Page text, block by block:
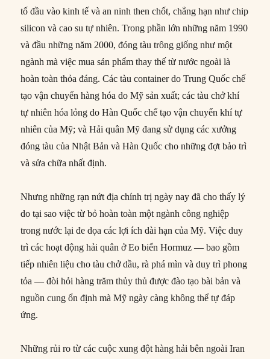
tố đầu vào kinh tế và an ninh then chốt, chẳng hạn như chip
silicon và cao su tự nhiên. Trong phần lớn những năm 1990
và đầu những năm 2000, đóng tàu trông giống như một
ngành mà việc mua sản phẩm thay thế từ nước ngoài là
hoàn toàn thỏa đáng. Các tàu container do Trung Quốc chế
tạo vận chuyển hàng hóa do Mỹ sản xuất; các tàu chở khí
tự nhiên hóa lỏng do Hàn Quốc chế tạo vận chuyển khí tự
nhiên của Mỹ; và Hải quân Mỹ đang sử dụng các xưởng
đóng tàu của Nhật Bản và Hàn Quốc cho những đợt bảo trì
và sửa chữa nhất định.
Nhưng những rạn nứt địa chính trị ngày nay đã cho thấy lý
do tại sao việc từ bỏ hoàn toàn một ngành công nghiệp
trong nước lại đe dọa các lợi ích dài hạn của Mỹ. Việc duy
trì các hoạt động hải quân ở Eo biển Hormuz — bao gồm
tiếp nhiên liệu cho tàu chở dầu, rà phá mìn và duy trì phong
tỏa — đòi hỏi hàng trăm thủy thủ được đào tạo bài bản và
nguồn cung ổn định mà Mỹ ngày càng không thể tự đáp
ứng.
Những rủi ro từ các cuộc xung đột hàng hải bên ngoài Iran